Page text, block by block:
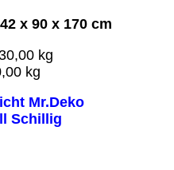
x 90 x 170 cm
kg
kg
Mr.Deko
Schillig